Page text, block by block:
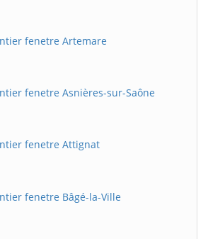
fenetre Artemare
fenetre Asnières-sur-Saône
fenetre Attignat
fenetre Bâgé-la-Ville